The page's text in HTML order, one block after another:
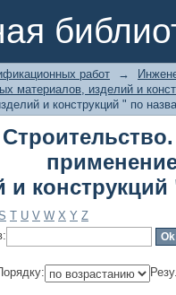
работ →
материалов, изделий и
и конструкций " по
и
T U V W X Y Z